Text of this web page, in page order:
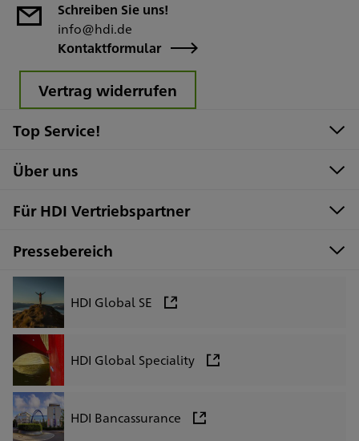
Schreiben Sie uns!
info@hdi.de
Kontaktformular
Vertrag widerrufen
Top Service!
Über uns
Für HDI Vertriebspartner
Pressebereich
HDI Global SE
HDI Global Speciality
HDI Bancassurance